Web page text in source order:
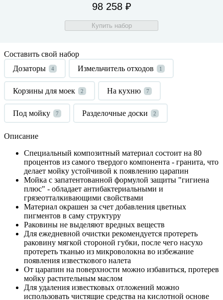
98 258 ₽
Купить набор
Составить свой набор
Дозаторы
4 Измельчитель отходов 1
Корзины для моек 2 На кухню 7
Под мойку 7 Разделочные доски 2
Описание
Специальный композитный материал состоит на 80
процентов из самого твердого компонента - гранита, что
делает мойку устойчивой к появлению царапин
Мойка с запатентованной формулой защиты "гигиена
плюс" - обладает антибактериальными и
грязеотталкивающими свойствами
Материал окрашен за счет добавления цветных
пигментов в саму структуру
Раковины не выделяют вредных веществ
Для ежедневной очистки рекомендуется протереть
раковину мягкой стороной губки, после чего насухо
протереть тканью из микроволокна во избежание
появления известкового налета
От царапин на поверхности можно избавиться, протерев
мойку растительным маслом
Для удаления известковых отложений можно
использовать чистящие средства на кислотной основе